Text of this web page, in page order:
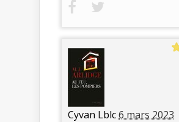
Cyvan Lblc6 mars 2023